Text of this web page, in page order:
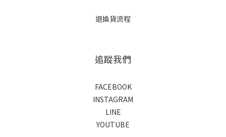
退換貨流程
追蹤我們
FACEBOOK
INSTAGRAM
LINE
YOUTUBE